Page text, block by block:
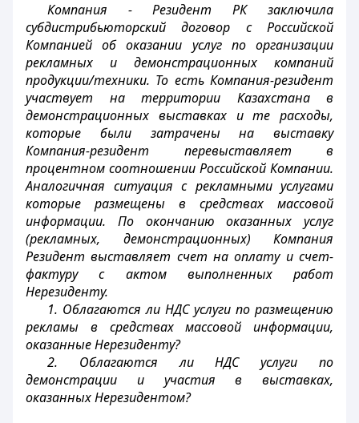
Компания - Резидент РК заключила
субдистрибьюторский договор с Российской
Компанией об оказании услуг по организации
рекламных и демонстрационных компаний
продукции/техники. То есть Компания-резидент
участвует на территории Казахстана в
демонстрационных выставках и те расходы,
которые были затрачены на выставку
Компания-резидент перевыставляет в
процентном соотношении Российской Компании.
Аналогичная ситуация с рекламными услугами
которые размещены в средствах массовой
информации. По окончанию оказанных услуг
(рекламных, демонстрационных) Компания
Резидент выставляет счет на оплату и счет-
фактуру с актом выполненных работ
Нерезиденту.
1. Облагаются ли НДС услуги по размещению
рекламы в средствах массовой информации,
оказанные Нерезиденту?
2. Облагаются ли НДС услуги по
демонстрации и участия в выставках,
оказанных Нерезидентом?